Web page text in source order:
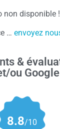
non disponible !
… envoyez
&
ou
8.8/10